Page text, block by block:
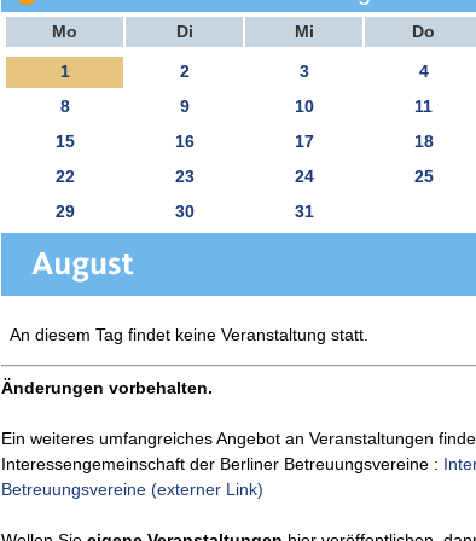
Mo Di Mi Do
1 2 3 4
8
9 10 11
15
16 17 18
22
23 24 25
29
30 31
An diesem Tag findet keine Veranstaltung statt.
Änderungen vorbehalten.
Ein weiteres umfangreiches Angebot an Veranstaltungen
Interessengemeinschaft der Berliner Betreuungsvereine :
Betreuungsvereine (externer Link)